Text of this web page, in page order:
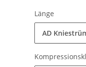
Länge
AD